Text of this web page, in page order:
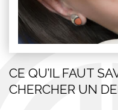
CE QU’IL FAUT
CHERCHER UN